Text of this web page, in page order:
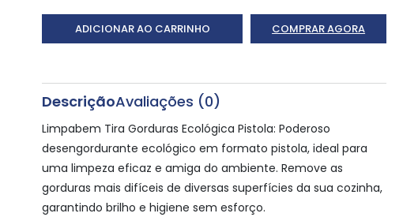
ADICIONAR AO CARRINHO COMPRAR AGORA
DescriçãoAvaliações (0)
Limpabem Tira Gorduras Ecológica Pistola: Poderoso
desengordurante ecológico em formato pistola, ideal para
uma limpeza eficaz e amiga do ambiente. Remove as
gorduras mais difíceis de diversas superfícies da sua cozinha,
garantindo brilho e higiene sem esforço.